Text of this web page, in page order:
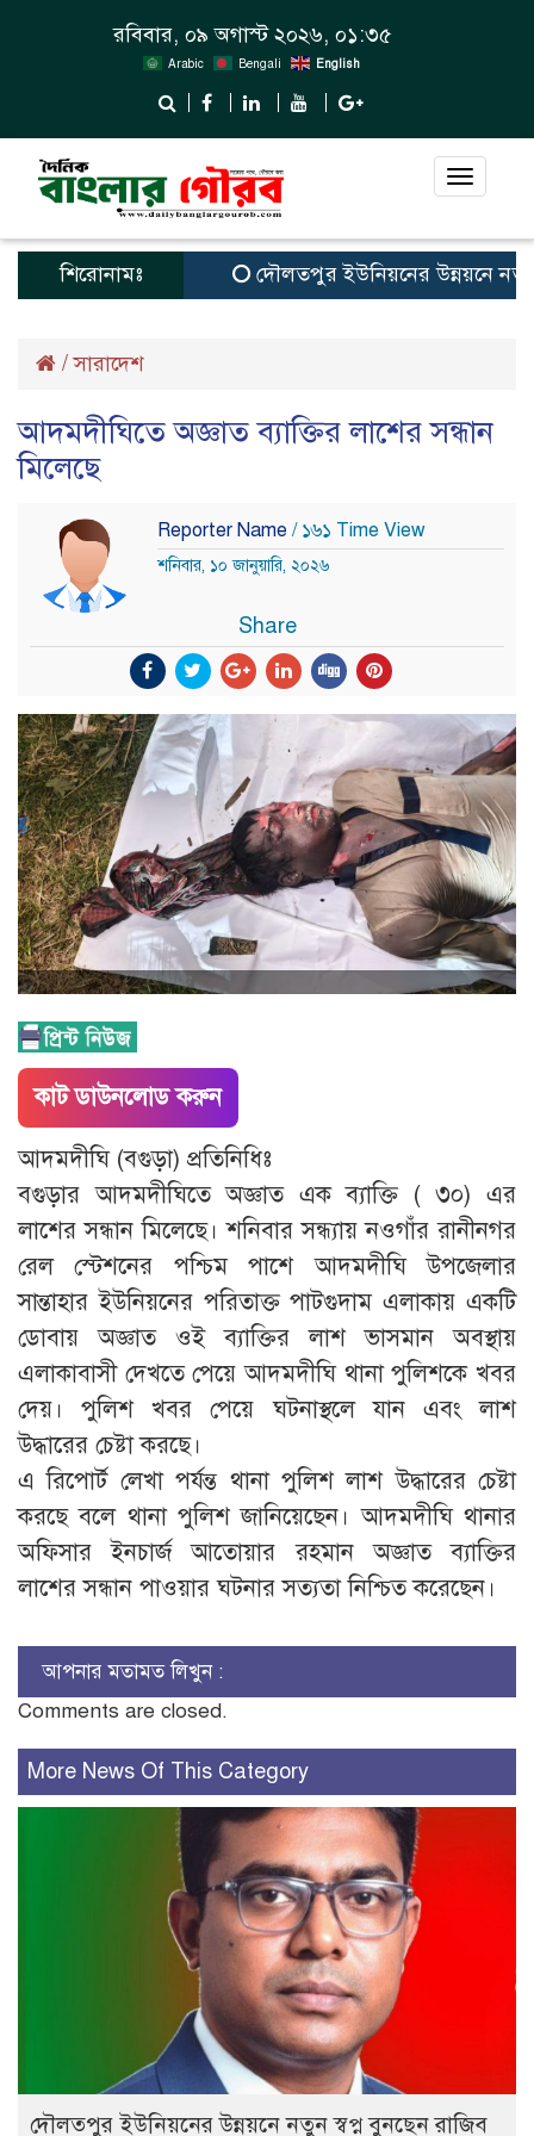
রবিবার, ০৯ অগাস্ট ২০২৬, ০১:৩৫
Arabic Bengali English
Toggle
শিরোনামঃ দৌলতপুর ইউনিয়নের উন্নয়নে নতুন
/সারাদেশ
আদমদীঘিতে অজ্ঞাত ব্যাক্তির লাশের সন্ধান
মিলেছে
Reporter Name / ১৬১ Time View
শনিবার, ১০ জানুয়ারি, ২০২৬
Share
কাট ডাউনলোড করুন
আদমদীঘি (বগুড়া) প্রতিনিধিঃ
বগুড়ার আদমদীঘিতে অজ্ঞাত এক ব্যাক্তি ( ৩০) এর
লাশের সন্ধান মিলেছে। শনিবার সন্ধ্যায় নওগাঁর রানীনগর
রেল স্টেশনের পশ্চিম পাশে আদমদীঘি উপজেলার
সান্তাহার ইউনিয়নের পরিতাক্ত পাটগুদাম এলাকায় একটি
ডোবায় অজ্ঞাত ওই ব্যাক্তির লাশ ভাসমান অবস্থায়
এলাকাবাসী দেখতে পেয়ে আদমদীঘি থানা পুলিশকে খবর
দেয়। পুলিশ খবর পেয়ে ঘটনাস্থলে যান এবং লাশ
উদ্ধারের চেষ্টা করছে।
এ রিপোর্ট লেখা পর্যন্ত থানা পুলিশ লাশ উদ্ধারের চেষ্টা
করছে বলে থানা পুলিশ জানিয়েছেন। আদমদীঘি থানার
অফিসার ইনচার্জ আতোয়ার রহমান অজ্ঞাত ব্যাক্তির
লাশের সন্ধান পাওয়ার ঘটনার সত্যতা নিশ্চিত করেছেন।
আপনার মতামত লিখুন :
Comments are closed.
More News Of This Category
দৌলতপুর ইউনিয়নের উন্নয়নে নতুন স্বপ্ন বুনছেন রাজিব